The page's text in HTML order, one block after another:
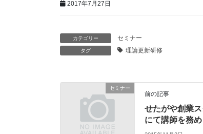
2017年7月27日
カテゴリー セミナー
タグ 理論更新研修
セミナー
前の記事
せたがや創業
にて講師を務